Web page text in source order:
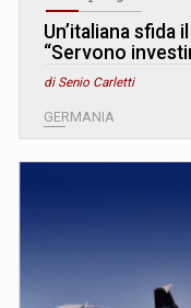
Un’italiana sfida
“Servono
di Senio Carletti
GERMANIA